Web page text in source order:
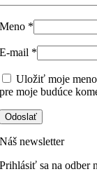
Meno *
E-mail *
Uložiť moje
pre moje budúce
Náš newsletter
Prihlásiť sa na odber